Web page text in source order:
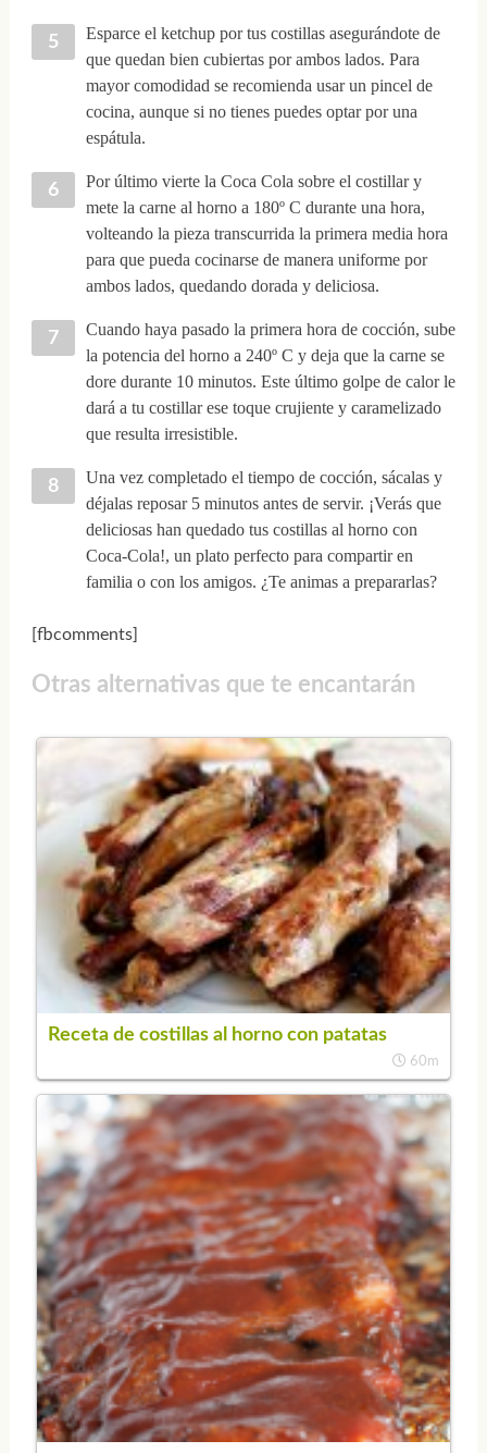
Esparce el ketchup por tus costillas asegurándote de
que quedan bien cubiertas por ambos lados. Para
mayor comodidad se recomienda usar un pincel de
cocina, aunque si no tienes puedes optar por una
espátula.
Por último vierte la Coca Cola sobre el costillar y
mete la carne al horno a 180º C durante una hora,
volteando la pieza transcurrida la primera media hora
para que pueda cocinarse de manera uniforme por
ambos lados, quedando dorada y deliciosa.
Cuando haya pasado la primera hora de cocción, sube
la potencia del horno a 240º C y deja que la carne se
dore durante 10 minutos. Este último golpe de calor le
dará a tu costillar ese toque crujiente y caramelizado
que resulta irresistible.
Una vez completado el tiempo de cocción, sácalas y
déjalas reposar 5 minutos antes de servir. ¡Verás que
deliciosas han quedado tus costillas al horno con
Coca-Cola!, un plato perfecto para compartir en
familia o con los amigos. ¿Te animas a prepararlas?
[fbcomments]
Otras alternativas que te encantarán
Receta de costillas al horno con patatas
60m